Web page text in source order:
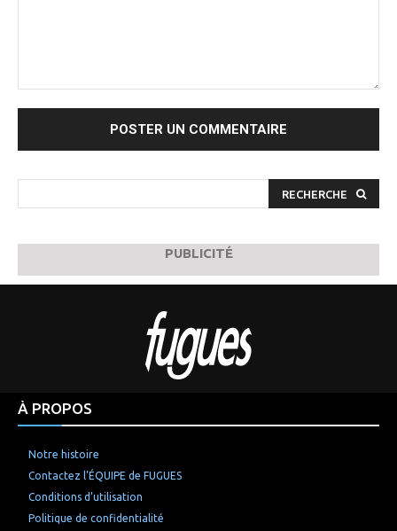
RECHERCHE
PUBLICITÉ
À PROPOS
Notre histoire
Contactez l’ÉQUIPE de FUGUES
Conditions d’utilisation
Politique de confidentialité